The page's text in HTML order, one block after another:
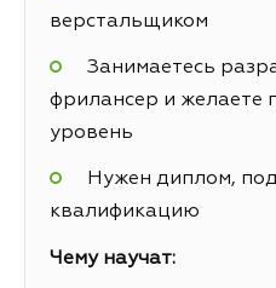
верстальщиком
Занимаетесь
фрилансер и желаете
уровень
Нужен диплом,
квалификацию
Чему научат: